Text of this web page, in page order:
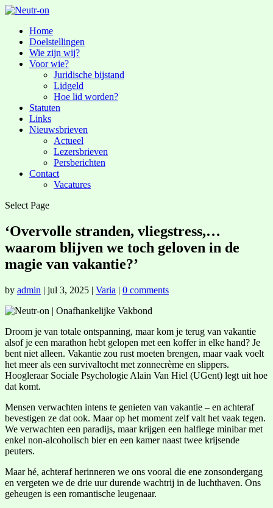
Home
Doelstellingen
Wie zijn wij?
Voor wie?
Juridische bijstand
Lidgeld
Hoe lid worden?
Statuten
Links
Nieuwsbrieven
Actueel
Lezersbrieven
Persberichten
Contact
Vacatures
Select Page
‘Overvolle stranden, vliegstress,…
waarom blijven we toch geloven in de
magie van vakantie?’
by admin | jul 3, 2025 | Varia | 0 comments
Droom je van totale ontspanning, maar kom je terug van vakantie
alsof je een marathon hebt gelopen met een koffer in elke hand? Je
bent niet alleen. Vakantie zou rust moeten brengen, maar vaak voelt
het meer als een survivaltocht met zonnecrème en slippers.
Hoogleraar Sociale Psychologie Alain Van Hiel (UGent) legt uit hoe
dat komt.
Mensen verwachten intens te genieten van vakantie – en achteraf
bevestigen ze dat ook. Maar op het moment zelf valt het vaak tegen.
We verwachten een paradijs, maar krijgen een halflege minibar met
enkel non-alcoholisch bier en een kamer naast twee krijsende
peuters.
Maar hé, achteraf herinneren we ons vooral die ene zonsondergang
en vergeten we de drie uur durende wachtrij in de luchthaven. Ons
geheugen is een romantische leugenaar.